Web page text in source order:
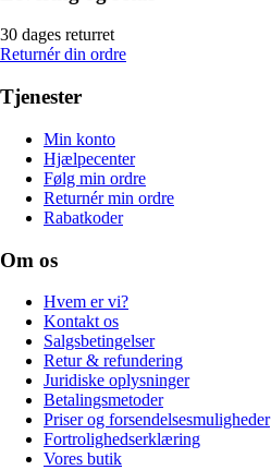
30 dages returret
Returnér din ordre
Tjenester
Min konto
Hjælpecenter
Følg min ordre
Returnér min ordre
Rabatkoder
Om os
Hvem er vi?
Kontakt os
Salgsbetingelser
Retur & refundering
Juridiske oplysninger
Betalingsmetoder
Priser og forsendelsesmuligheder
Fortrolighedserklæring
Vores butik